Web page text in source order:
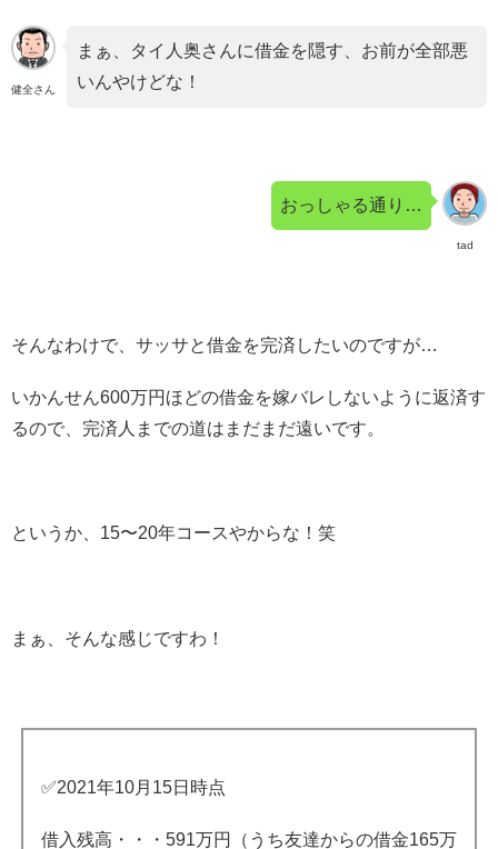
健全さん
まぁ、タイ人奥さんに借金を隠す、お前が全部悪
いんやけどな！
tad
おっしゃる通り…
そんなわけで、サッサと借金を完済したいのですが…
いかんせん600万円ほどの借金を嫁バレしないように返済す
るので、完済人までの道はまだまだ遠いです。
というか、15〜20年コースやからな！笑
まぁ、そんな感じですわ！
✅2021年10月15日時点
借入残高・・・591万円（うち友達からの借金165万